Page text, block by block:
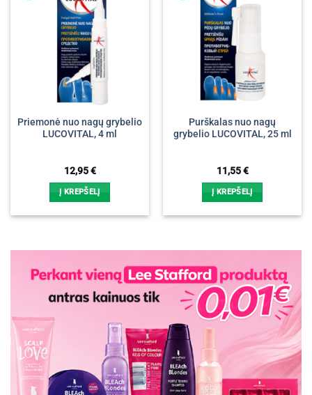
Priemonė nuo nagų grybelio
LUCOVITAL, 4 ml
12,95€
Į KREPŠELĮ
Purškalas nuo nagų
grybelio LUCOVITAL, 25 ml
11,55€
Į KREPŠELĮ